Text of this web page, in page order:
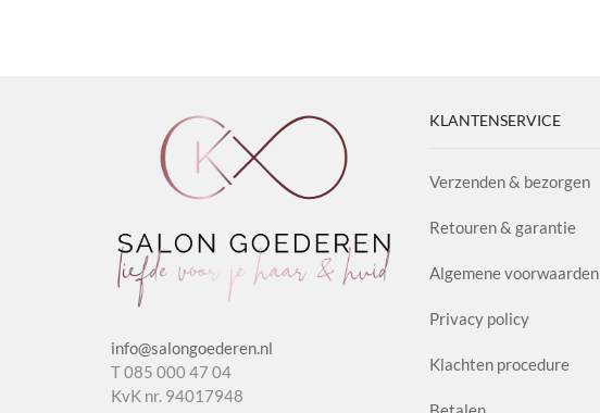
info@salongoederen.nl
T 085 000 47 04
KvK nr. 94017948
KLANTENSERVICE
Verzenden & bezorgen
Retouren & garantie
Algemene voorwaarden
Privacy policy
Klachten procedure